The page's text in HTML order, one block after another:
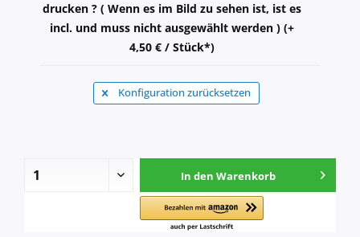
drucken ? ( Wenn es im Bild zu sehen ist, ist es
incl. und muss nicht ausgewählt werden ) (+
4,50 € / Stück*)
Konfiguration zurücksetzen
In den Warenkorb